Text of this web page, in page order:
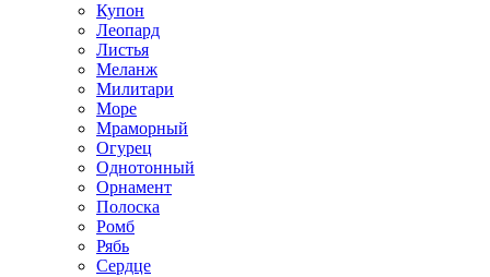
Купон
Леопард
Листья
Меланж
Милитари
Море
Мраморный
Огурец
Однотонный
Орнамент
Полоска
Ромб
Рябь
Сердце